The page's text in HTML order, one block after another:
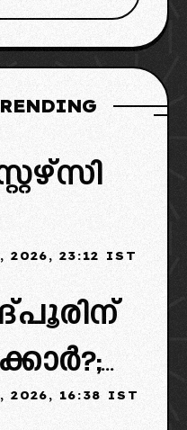
AUG 06, 2026, 23:12 IST
AUG 06, 2026, 16:38 IST